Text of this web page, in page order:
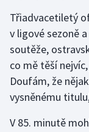
Ostatní
Třiadvacetiletý
v ligové sezoně
soutěže,
co mě těší
Doufám, že
vysněnému
V 85. minutě